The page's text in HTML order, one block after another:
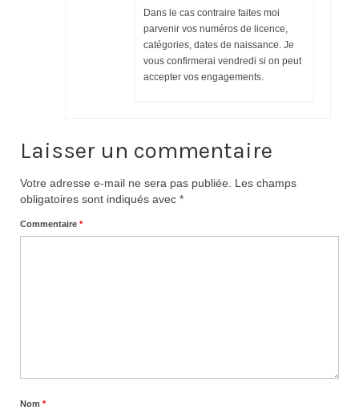
Dans le cas contraire faites moi
parvenir vos numéros de licence,
catégories, dates de naissance. Je
vous confirmerai vendredi si on peut
accepter vos engagements.
Laisser un commentaire
Votre adresse e-mail ne sera pas publiée. Les champs
obligatoires sont indiqués avec *
Commentaire *
Nom *